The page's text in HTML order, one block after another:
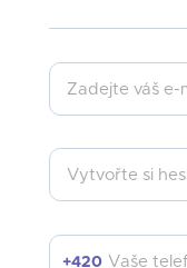
Zadejte váš e-
Vytvořte si
+420 Vaše